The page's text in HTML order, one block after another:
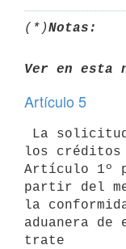
(*)Notas:
Ver en esta
Artículo 5
los
Artículo 1º
partir del
la
aduanera de
trate